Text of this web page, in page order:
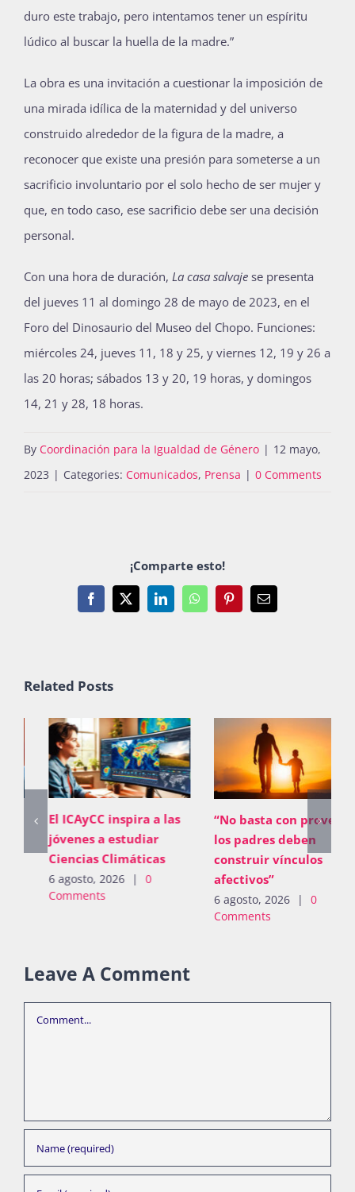
duro este trabajo, pero intentamos tener un espíritu
lúdico al buscar la huella de la madre.”
La obra es una invitación a cuestionar la imposición de
una mirada idílica de la maternidad y del universo
construido alrededor de la figura de la madre, a
reconocer que existe una presión para someterse a un
sacrificio involuntario por el solo hecho de ser mujer y
que, en todo caso, ese sacrificio debe ser una decisión
personal.
Con una hora de duración, La casa salvaje se presenta
del jueves 11 al domingo 28 de mayo de 2023, en el
Foro del Dinosaurio del Museo del Chopo. Funciones:
miércoles 24, jueves 11, 18 y 25, y viernes 12, 19 y 26 a
las 20 horas; sábados 13 y 20, 19 horas, y domingos
14, 21 y 28, 18 horas.
By Coordinación para la Igualdad de Género | 12 mayo,
2023 | Categories: Comunicados, Prensa | 0 Comments
¡Comparte esto!
Facebook
X LinkedInWhatsAppPinterestEmail
Related Posts
El ICAyCC inspira a las
jóvenes a estudiar
Ciencias Climáticas
6 agosto, 2026 | 0
Comments
“No basta con proveer;
los padres deben
construir vínculos
afectivos”
6 agosto, 2026 | 0
Comments
Leave A Comment
Comment